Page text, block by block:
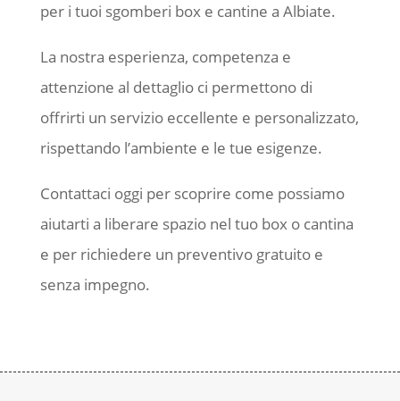
per i tuoi sgomberi box e cantine a Albiate.
La nostra esperienza, competenza e
attenzione al dettaglio ci permettono di
offrirti un servizio eccellente e personalizzato,
rispettando l’ambiente e le tue esigenze.
Contattaci oggi per scoprire come possiamo
aiutarti a liberare spazio nel tuo box o cantina
e per richiedere un preventivo gratuito e
senza impegno.